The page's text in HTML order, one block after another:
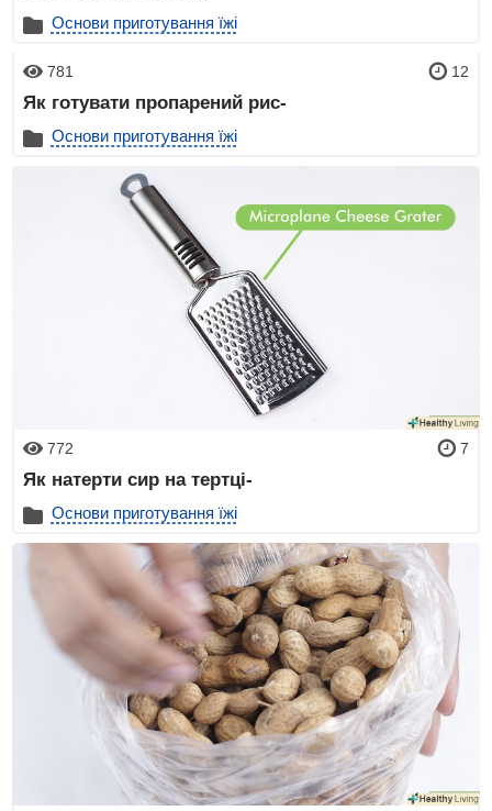
Основи приготування їжі
781 12
Як готувати пропарений рис-
Основи приготування їжі
772 7
Як натерти сир на тертці-
Основи приготування їжі